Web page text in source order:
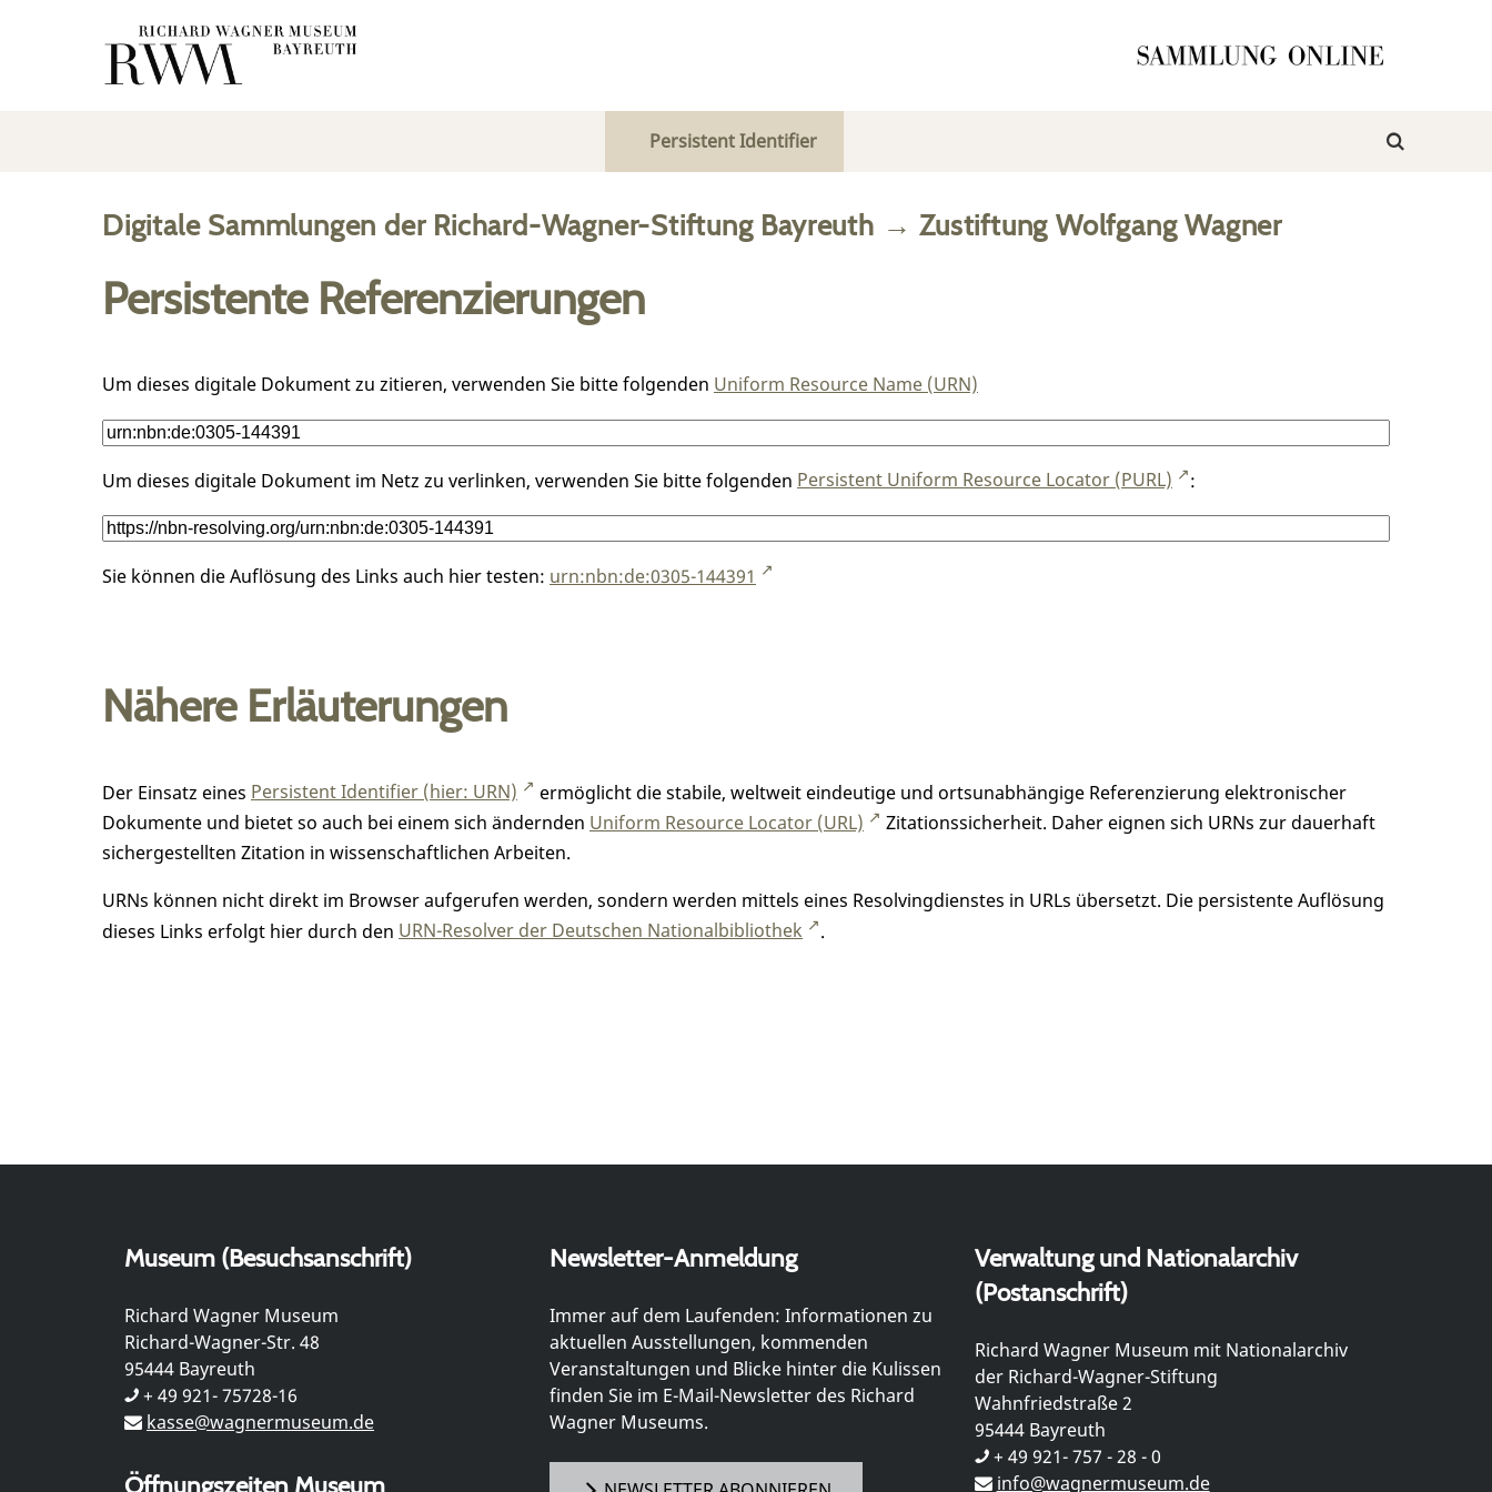
Persistent Identifier
Digitale Sammlungen der Richard-Wagner-Stiftung Bayreuth →Zustiftung Wolfgang Wagner
Persistente Referenzierungen
Um dieses digitale Dokument zu zitieren, verwenden Sie bitte folgenden Uniform Resource Name (URN)
Um dieses digitale Dokument im Netz zu verlinken, verwenden Sie bitte folgenden Persistent Uniform Resource Locator (PURL) :
Sie können die Auflösung des Links auch hier testen: urn:nbn:de:0305-144391
Nähere Erläuterungen
Der Einsatz eines Persistent Identifier (hier: URN)
ermöglicht die stabile, weltweit eindeutige und ortsunabhängige Referenzierung elektronischer
Dokumente und bietet so auch bei einem sich ändernden Uniform Resource Locator (URL)
Zitationssicherheit. Daher eignen sich URNs zur dauerhaft
sichergestellten Zitation in wissenschaftlichen Arbeiten.
URNs können nicht direkt im Browser aufgerufen werden, sondern werden mittels eines Resolvingdienstes in URLs übersetzt. Die persistente Auflösung
dieses Links erfolgt hier durch den URN-Resolver der Deutschen Nationalbibliothek .
Museum (Besuchsanschrift)
Richard Wagner Museum
Richard-Wagner-Str. 48
95444 Bayreuth
+ 49 921- 75728-16
kasse@wagnermuseum.de
Öffnungszeiten Museum
Newsletter-Anmeldung
Immer auf dem Laufenden: Informationen zu
aktuellen Ausstellungen, kommenden
Veranstaltungen und Blicke hinter die Kulissen
finden Sie im E-Mail-Newsletter des Richard
Wagner Museums.
Verwaltung und Nationalarchiv
(Postanschrift)
Richard Wagner Museum mit Nationalarchiv
der Richard-Wagner-Stiftung
Wahnfriedstraße 2
95444 Bayreuth
+ 49 921- 757 - 28 - 0
info@wagnermuseum.de